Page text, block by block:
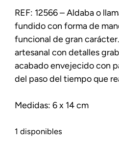
REF: 12566 – Aldaba o
fundido con forma de
funcional de gran
artesanal con detalles
acabado envejecido con
del paso del tiempo que
Medidas: 6 x 14 cm
1 disponibles